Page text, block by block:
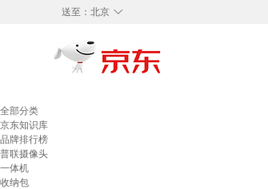
◇
送至： 北京
全部分类
京东知识库
品牌排行榜
普联摄像头
一体机
收纳包